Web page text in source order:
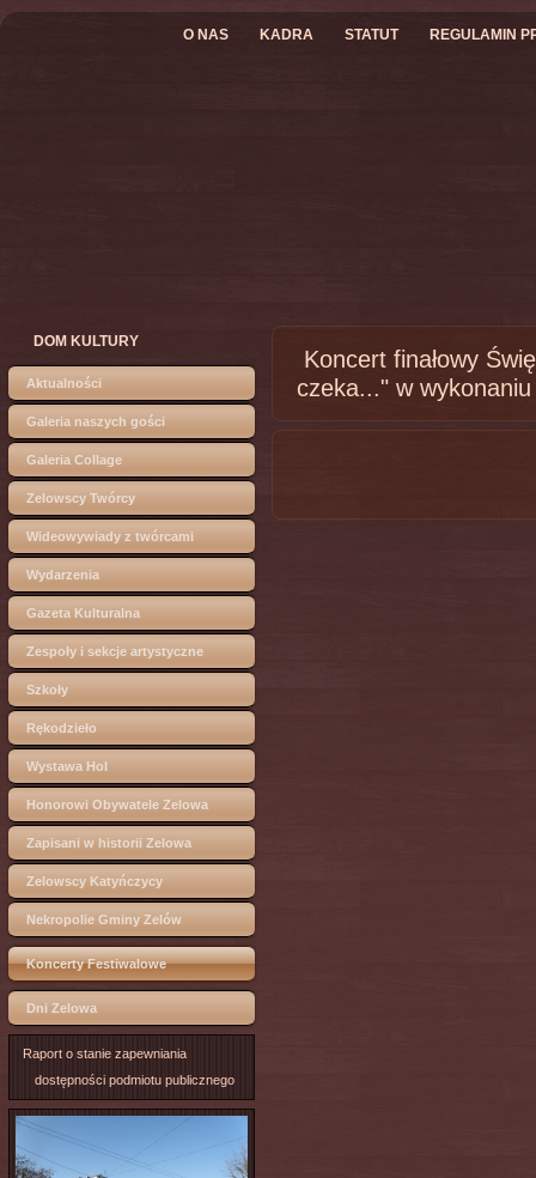
O NAS KADRA STATUT REGULAMIN
DOM KULTURY
Aktualności
Galeria naszych gości
Galeria Collage
Zelowscy Twórcy
Wideowywiady z twórcami
Wydarzenia
Gazeta Kulturalna
Zespoły i sekcje artystyczne
Szkoły
Rękodzieło
Wystawa Hol
Honorowi Obywatele Zelowa
Zapisani w historii Zelowa
Zelowscy Katyńczycy
Nekropolie Gminy Zelów
Koncerty Festiwalowe
Dni Zelowa
Raport o stanie zapewniania
dostępności podmiotu publicznego
Koncert finałowy
czeka..." w